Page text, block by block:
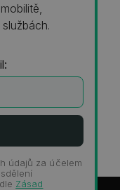
údajů za účelem
Zásad